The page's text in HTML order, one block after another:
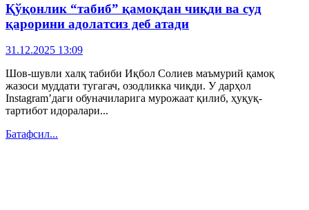
Қўқонлик “табиб” қамоқдан чиқди ва суд
қарорини адолатсиз деб атади
31.12.2025 13:09
Шов-шувли халқ табиби Иқбол Солиев маъмурий қамоқ
жазоси муддати тугагач, озодликка чиқди. У дарҳол
Instagram’даги обуначиларига мурожаат қилиб, ҳуқуқ-
тартибот идоралари...
Батафсил...